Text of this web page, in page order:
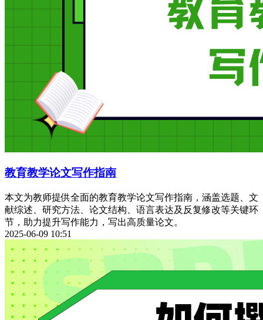
教育教学论文写作指南
本文为教师提供全面的教育教学论文写作指南，涵盖选题、文
献综述、研究方法、论文结构、语言表达及反复修改等关键环
节，助力提升写作能力，写出高质量论文。
2025-06-09 10:51